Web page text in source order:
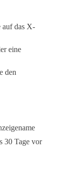
auf das X-
eine
den
30 Tage vor